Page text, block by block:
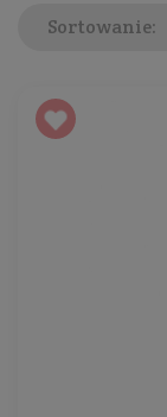
Sortowanie: